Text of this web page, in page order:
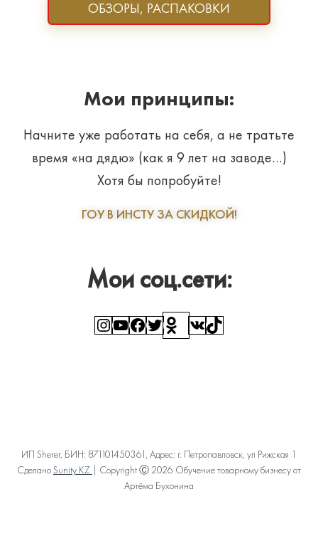
ОБЗОРЫ, РАСПАКОВКИ
Мои принципы:
Начните уже работать на себя, а не тратьте
время «на дядю» (как я 9 лет на заводе…)
Хотя бы попробуйте!
ГОУ В ИНСТУ ЗА СКИДКОЙ!
Мои соц.сети:
Instagram
YouTube
Facebook
TwitterСсылкаВКонтакте
TikTok
ИП Sherer, БИН: 871101450361, Адрес: г. Петропавловск, ул Рижская 1
Сделано Sunity KZ | Copyright Ⓒ 2026 Обучение товарному бизнесу от
Артёма Бухонина